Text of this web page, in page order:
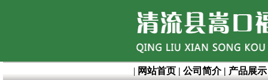
| 网站首页| 公司简介| 产品展示